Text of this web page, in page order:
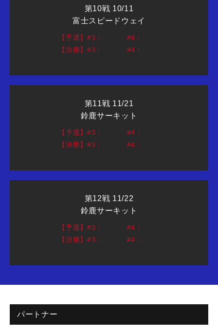
第10戦 10/11
富士スピードウェイ
【予選】#3：
#4：
【決勝】#3：
#4：
第11戦 11/21
鈴鹿サーキット
【予選】#3：
#4：
【決勝】#3：
#4：
第12戦 11/22
鈴鹿サーキット
【予選】#3：
#4：
【決勝】#3：
#4：
パートナー